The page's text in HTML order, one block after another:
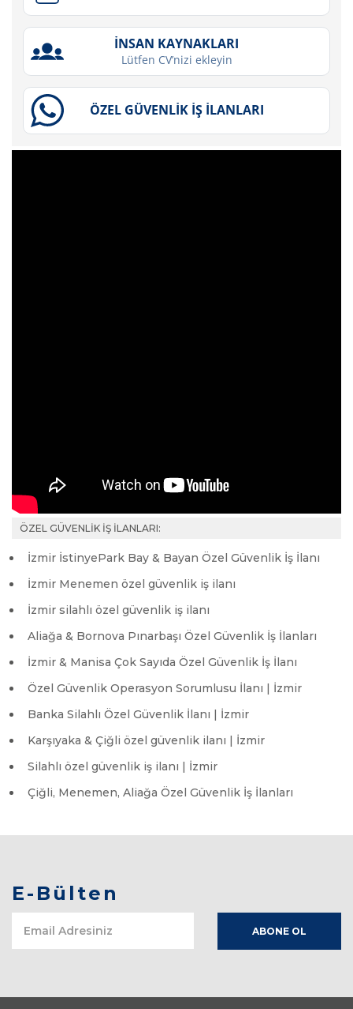
ÖZEL GÜVENLİK İŞ İLANLARI:
İzmir İstinyePark Bay & Bayan Özel Güvenlik İş İlanı
İzmir Menemen özel güvenlik iş ilanı
İzmir silahlı özel güvenlik iş ilanı
Aliağa & Bornova Pınarbaşı Özel Güvenlik İş İlanları
İzmir & Manisa Çok Sayıda Özel Güvenlik İş İlanı
Özel Güvenlik Operasyon Sorumlusu İlanı | İzmir
Banka Silahlı Özel Güvenlik İlanı | İzmir
Karşıyaka & Çiğli özel güvenlik ilanı | İzmir
Silahlı özel güvenlik iş ilanı | İzmir
Çiğli, Menemen, Aliağa Özel Güvenlik İş İlanları
E-Bülten